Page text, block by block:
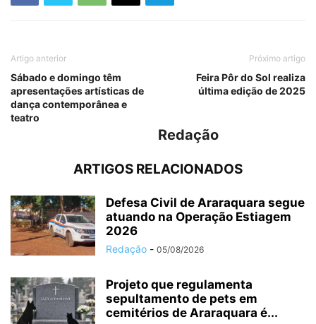
Artigo anterior
Sábado e domingo têm
apresentações artísticas de
dança contemporânea e
teatro
Próximo artigo
Feira Pôr do Sol realiza
última edição de 2025
Redação
ARTIGOS RELACIONADOS
Defesa Civil de Araraquara segue
atuando na Operação Estiagem
2026
Redação - 05/08/2026
Projeto que regulamenta
sepultamento de pets em
cemitérios de Araraquara é...